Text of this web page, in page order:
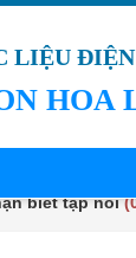
LIỆU
HOA
biết tập nói